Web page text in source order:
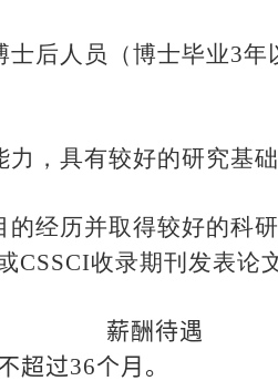
士后人员（博士毕业3年
，具有较好的研究基础
经历并取得较好的科
CSSCI收录期刊发表论
薪酬待遇
超过36个月。